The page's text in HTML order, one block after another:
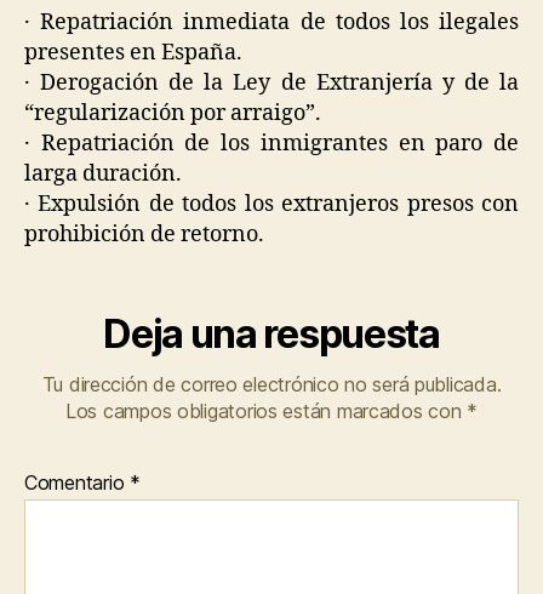
· Repatriación inmediata de todos los ilegales
presentes en España.
· Derogación de la Ley de Extranjería y de la
“regularización por arraigo”.
· Repatriación de los inmigrantes en paro de
larga duración.
· Expulsión de todos los extranjeros presos con
prohibición de retorno.
Deja una respuesta
Tu dirección de correo electrónico no será publicada.
Los campos obligatorios están marcados con *
Comentario *